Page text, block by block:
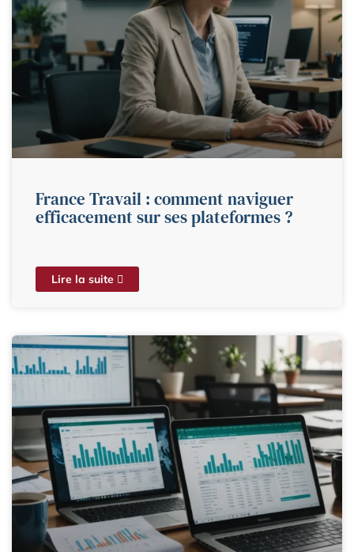
France Travail : comment naviguer
efficacement sur ses plateformes ?
Lire la suite